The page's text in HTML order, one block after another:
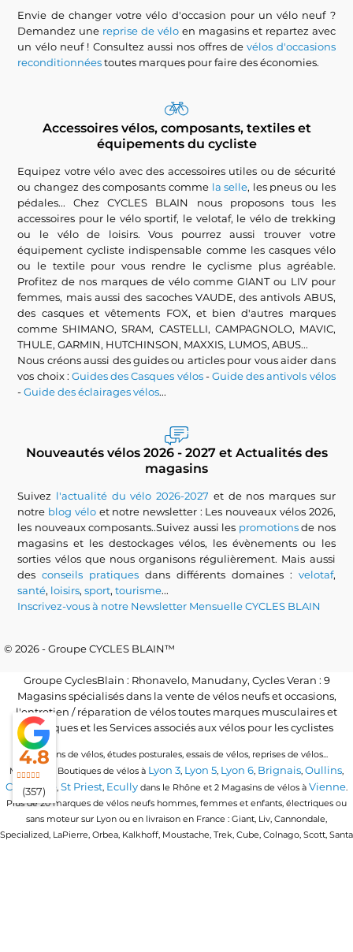
Envie de changer votre vélo d'occasion pour un vélo neuf ?
Demandez une reprise de vélo en magasins et repartez avec
un vélo neuf ! Consultez aussi nos offres devélos d'occasions
reconditionnéestoutes marques pour faire des économies.
Accessoires vélos, composants, textiles et
équipements du cycliste
Equipez votre vélo avec des accessoires utiles ou de sécurité
ou changez des composants comme la selle, les pneus ou les
pédales... Chez CYCLES BLAIN nous proposons tous les
accessoires pour le vélo sportif, le velotaf, le vélo de trekking
ou le vélo de loisirs. Vous pourrez aussi trouver votre
équipement cycliste indispensable comme les casques vélo
ou le textile pour vous rendre le cyclisme plus agréable.
Profitez de nos marques de vélo comme GIANT ou LIV pour
femmes, mais aussi des sacoches VAUDE, des antivols ABUS,
des casques et vêtements FOX, et bien d'autres marques
comme SHIMANO, SRAM, CASTELLI, CAMPAGNOLO, MAVIC,
THULE, GARMIN, HUTCHINSON, MAXXIS, LUMOS, ABUS...
Nous créons aussi des guides ou articles pour vous aider dans
vos choix :Guides des Casques vélos-Guide des antivols vélos
-Guide des éclairages vélos...
Nouveautés vélos 2026 - 2027 et Actualités des
magasins
Suivez l'actualité du vélo 2026-2027 et de nos marques sur
notre blog véloet notre newsletter : Les nouveaux vélos 2026,
les nouveaux composants..Suivez aussi les promotionsde nos
magasins et les destockages vélos, les évènements ou les
sorties vélos que nous organisons régulièrement. Mais aussi
desconseils pratiques dans différents domaines : velotaf,
santé, loisirs,sport,tourisme...
Inscrivez-vous à notre Newsletter Mensuelle CYCLES BLAIN
© 2026 - Groupe CYCLES BLAIN™
Groupe CyclesBlain : Rhonavelo, Manudany, Cycles Veran : 9
Magasins spécialisés dans la vente de vélos neufs et occasions,
l'entretien / réparation de vélos toutes marques musculaires et
électriques et les Services associés aux vélos pour les cyclistes
Locations de vélos, études posturales, essais de vélos, reprises de vélos...
Magasins / Boutiques de vélos à Lyon 3, Lyon 5, Lyon 6, Brignais, Oullins,
Craponne, St Priest, Ecully dans le Rhône et 2 Magasins de vélos à Vienne.
Plus de 20 marques de vélos neufs hommes, femmes et enfants, électriques ou
sans moteur sur Lyon ou en livraison en France : Giant, Liv, Cannondale,
Specialized, LaPierre, Orbea, Kalkhoff, Moustache, Trek, Cube, Colnago, Scott, Santa
4.8
(357)